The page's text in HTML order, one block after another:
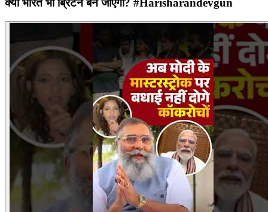
क्या भारत भी ब्रिटेन बन जाएगा? #Harisharandevgun